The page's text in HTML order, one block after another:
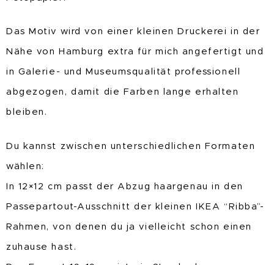
Das Motiv wird von einer kleinen Druckerei in der
Nähe von Hamburg extra für mich angefertigt und
in Galerie- und Museumsqualität professionell
abgezogen, damit die Farben lange erhalten
bleiben.
Du kannst zwischen unterschiedlichen Formaten
wählen:
In 12×12 cm passt der Abzug haargenau in den
Passepartout-Ausschnitt der kleinen IKEA “Ribba”-
Rahmen, von denen du ja vielleicht schon einen
zuhause hast.